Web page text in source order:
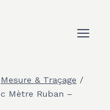
Mesure & Traçage /
Mètre Ruban –